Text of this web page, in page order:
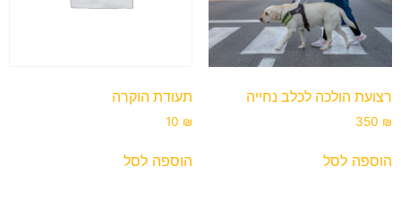
רצועת הולכה לכלב נחייה
350 ₪
הוספה לסל
תעודת הוקרה
10 ₪
הוספה לסל